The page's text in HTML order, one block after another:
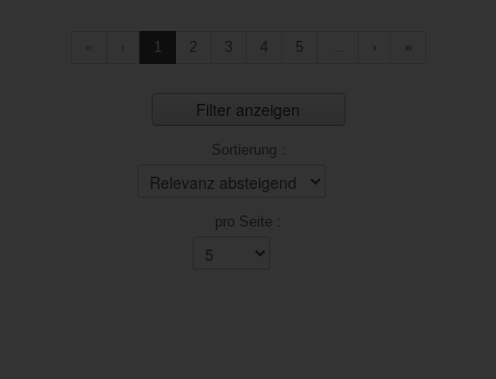
1 2 3 4 5 › »
Filter anzeigen
Sortierung :
pro Seite :